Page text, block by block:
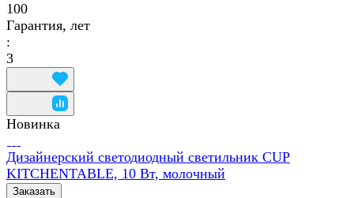
100
Гарантия, лет
:
3
Новинка
Дизайнерский светодиодный светильник CUP
KITCHENTABLE, 10 Вт, молочный
Заказать